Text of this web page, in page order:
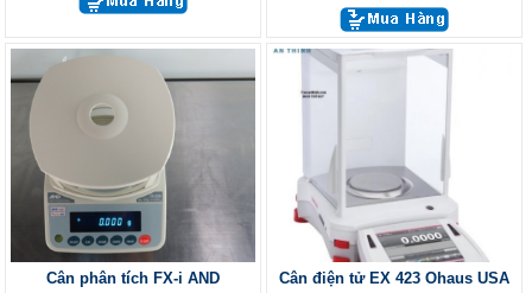
Cân phân tích FX-i AND
Cân điện tử EX 423 Ohaus USA